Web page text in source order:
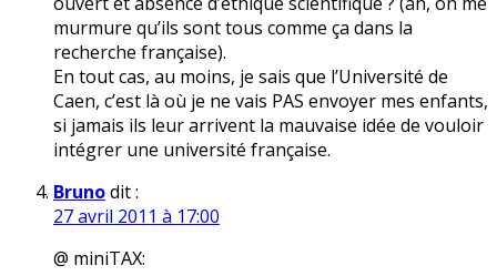
murmure qu’ils sont tous comme ça dans la
recherche française).
En tout cas, au moins, je sais que l’Université de
Caen, c’est là où je ne vais PAS envoyer mes enfants,
si jamais ils leur arrivent la mauvaise idée de vouloir
intégrer une université française.
Brunodit :
27 avril 2011 à 17:00
@ miniTAX: